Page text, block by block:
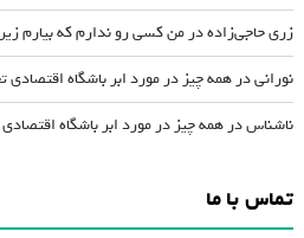
زری حاجی‌زادهدرمن کسی رو ندارم که بیارم
نورانیدرهمه چیز در مورد ابر باشگاه اقتصادی
ناشناسدرهمه چیز در مورد ابر باشگاه
تماس با ما